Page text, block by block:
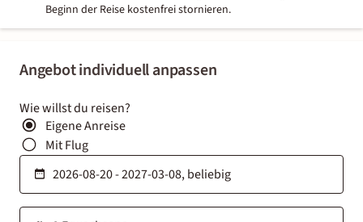
Angebot individuell anpassen
Wie willst du reisen?
Eigene Anreise
Mit Flug
Beginn der Reise kostenfrei stornieren.